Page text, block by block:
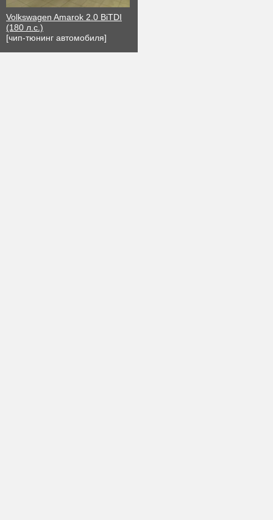
Volkswagen Amarok 2.0 BiTDI
(180 л.с.)
[чип-тюнинг автомобиля]